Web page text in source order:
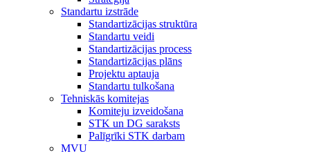
Standartu izstrāde
Standartizācijas struktūra
Standartu veidi
Standartizācijas process
Standartizācijas plāns
Projektu aptauja
Standartu tulkošana
Tehniskās komitejas
Komiteju izveidošana
STK un DG saraksts
Palīgrīki STK darbam
MVU